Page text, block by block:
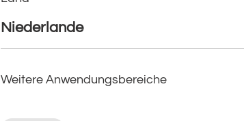
Niederlande
Weitere Anwendungsbereiche